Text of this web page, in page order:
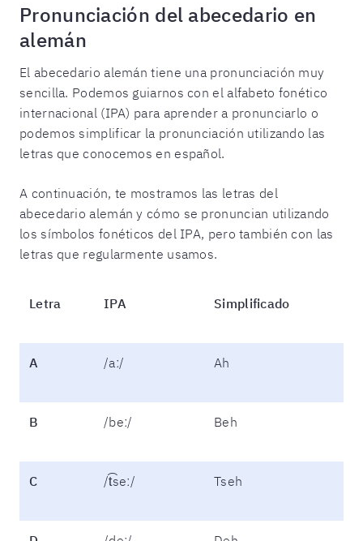
Pronunciación del abecedario en
alemán
El abecedario alemán tiene una pronunciación muy
sencilla. Podemos guiarnos con el alfabeto fonético
internacional (IPA) para aprender a pronunciarlo o
podemos simplificar la pronunciación utilizando las
letras que conocemos en español.
A continuación, te mostramos las letras del
abecedario alemán y cómo se pronuncian utilizando
los símbolos fonéticos del IPA, pero también con las
letras que regularmente usamos.
Letra IPA Simplificado
A /aː/ Ah
B /beː/ Beh
C /t͡seː/ Tseh